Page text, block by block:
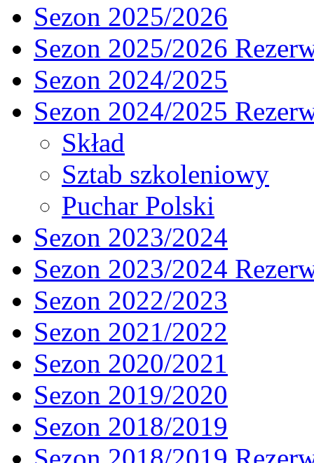
Sezon 2025/2026
Sezon 2025/2026
Sezon 2024/2025
Sezon 2024/2025
Skład
Sztab szkoleniowy
Puchar Polski
Sezon 2023/2024
Sezon 2023/2024
Sezon 2022/2023
Sezon 2021/2022
Sezon 2020/2021
Sezon 2019/2020
Sezon 2018/2019